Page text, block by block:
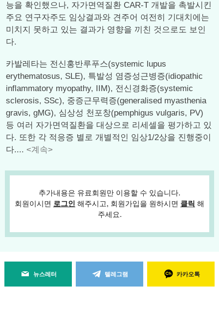
능을 확인했으나, 자가면역질환 CAR-T 개발을 촉발시킨
주요 연구자주도 임상결과와 견주어 여전히 기대치에는
미치지 못하고 있는 결과가 영향을 끼친 것으로도 보인
다.
카발레타는 전신홍반루푸스(systemic lupus
erythematosus, SLE), 특발성 염증성근병증(idiopathic
inflammatory myopathy, IIM), 전신경화증(systemic
sclerosis, SSc), 중증근무력증(generalised myasthenia
gravis, gMG), 심상성 천포창(pemphigus vulgaris, PV)
등 여러 자가면역질환을 대상으로 리세셀을 평가하고 있
다. 또한 각 적응증 별로 개별적인 임상1/2상을 진행중이
다.... <계속>
추가내용은 유료회원만 이용할 수 있습니다.
회원이시면 로그인 해주시고, 회원가입을 원하시면 클릭 해
주세요.
뉴스레터 텔레그램 카카오톡